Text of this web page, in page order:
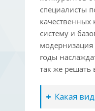
специалисты
качественных
систему и
модернизация
годы
так же решать
Какая